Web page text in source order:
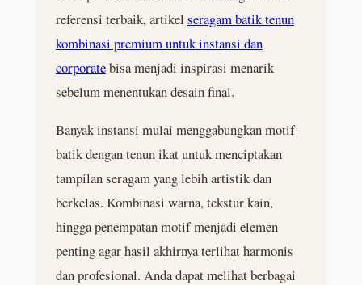
referensi terbaik, artikel seragam batik tenun
kombinasi premium untuk instansi dan
corporatebisa menjadi inspirasi menarik
sebelum menentukan desain final.
Banyak instansi mulai menggabungkan motif
batik dengan tenun ikat untuk menciptakan
tampilan seragam yang lebih artistik dan
berkelas. Kombinasi warna, tekstur kain,
hingga penempatan motif menjadi elemen
penting agar hasil akhirnya terlihat harmonis
dan profesional. Anda dapat melihat berbagai